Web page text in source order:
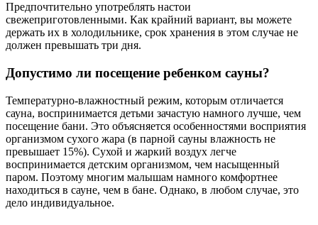
Предпочтительно употреблять настои
свежеприготовленными. Как крайний вариант, вы можете
держать их в холодильнике, срок хранения в этом случае не
должен превышать три дня.
Допустимо ли посещение ребенком сауны?
Температурно-влажностный режим, которым отличается
сауна, воспринимается детьми зачастую намного лучше, чем
посещение бани. Это объясняется особенностями восприятия
организмом сухого жара (в парной сауны влажность не
превышает 15%). Сухой и жаркий воздух легче
воспринимается детским организмом, чем насыщенный
паром. Поэтому многим малышам намного комфортнее
находиться в сауне, чем в бане. Однако, в любом случае, это
дело индивидуальное.